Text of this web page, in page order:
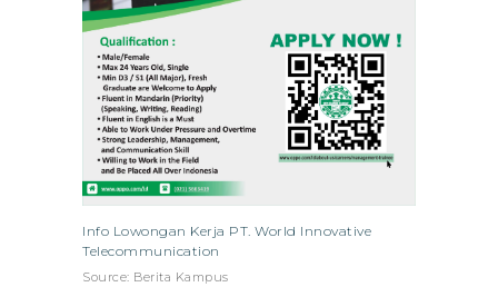
Info Lowongan Kerja PT. World Innovative
Telecommunication
Source: Berita Kampus